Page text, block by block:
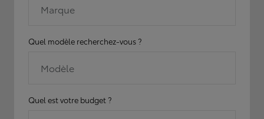
Marque
Quel modèle recherchez-vous ?
Modèle
Quel est votre budget ?